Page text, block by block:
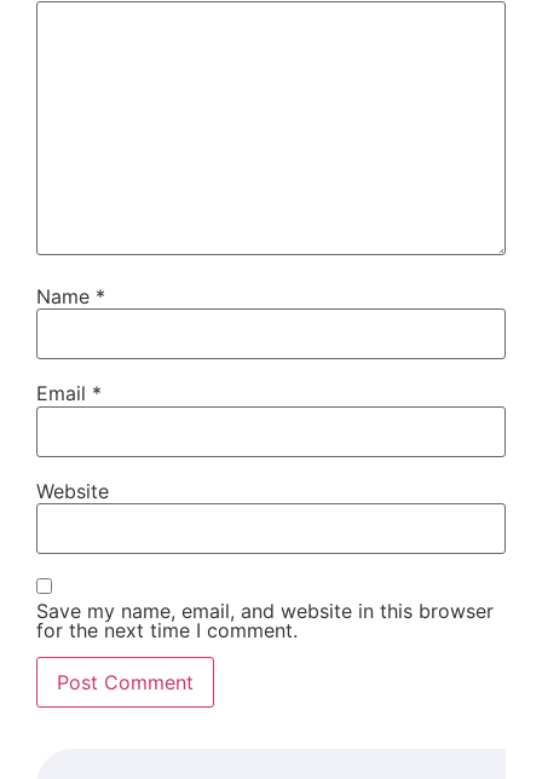
Name *
Email *
Website
Save my name, email, and website in this browser
for the next time I comment.